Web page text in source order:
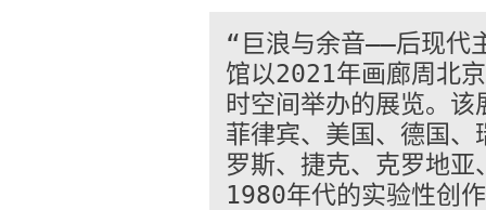
“巨浪与余音——后现代
馆以2021年画廊周北
时空间举办的展览。
菲律宾、美国、德国
罗斯、捷克、克罗地
1980年代的实验性创